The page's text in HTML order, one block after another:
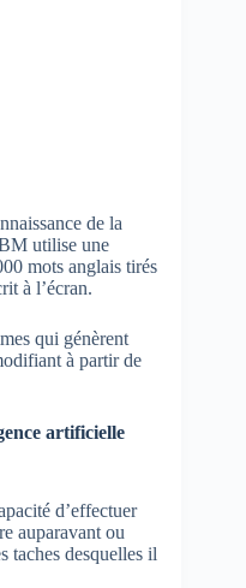
de la
utilise une
mots anglais tirés
à l’écran.
qui génèrent
à partir de
artificielle
d’effectuer
auparavant ou
taches desquelles il